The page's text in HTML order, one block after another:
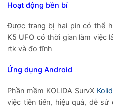
Hoạt động bền bỉ
Được trang bị hai pin có thể
K5 UFO có thời gian làm việc
rtk và đo tĩnh
Ứng dụng Android
Phần mềm KOLIDA SurvX
việc tiên tiến, hiệu quả, dễ